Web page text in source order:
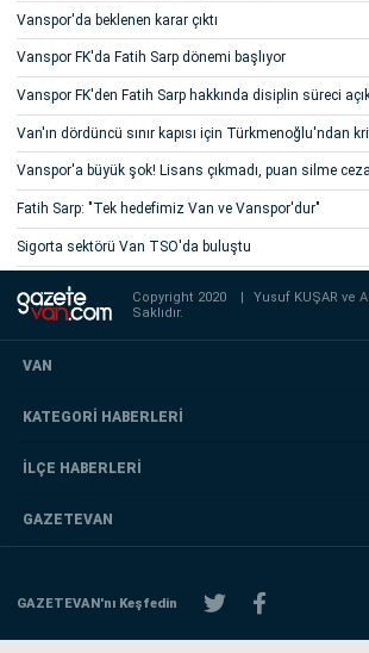
Vanspor'da beklenen karar çıktı
Vanspor FK'da Fatih Sarp dönemi başlıyor
Vanspor FK'den Fatih Sarp hakkında disiplin süreci
Van'ın dördüncü sınır kapısı için Türkmenoğlu'ndan
Vanspor'a büyük şok! Lisans çıkmadı, puan silme
Fatih Sarp: "Tek hedefimiz Van ve Vanspor'dur"
Sigorta sektörü Van TSO'da buluştu
Copyright 2020 Yusuf KUŞAR ve
Saklıdır.
VAN
KATEGORİ HABERLERİ
İLÇE HABERLERİ
GAZETEVAN
GAZETEVAN'nı Keşfedin